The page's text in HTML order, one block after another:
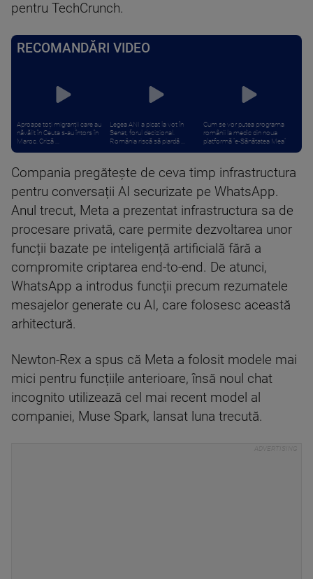
pentru TechCrunch.
RECOMANDĂRI VIDEO
Aproape toți migranții care au
năvălit în Ceuta s-au întors în
Maroc. Criză ...
Legea ANI a picat la vot în
Senat, forul decizional.
România riscă să piardă ...
Cum se vor putea programa
românii la medic din noua
platformă ”e-Sănătatea Mea”
Compania pregătește de ceva timp infrastructura
pentru conversații AI securizate pe WhatsApp.
Anul trecut, Meta a prezentat infrastructura sa de
procesare privată, care permite dezvoltarea unor
funcții bazate pe inteligență artificială fără a
compromite criptarea end-to-end. De atunci,
WhatsApp a introdus funcții precum rezumatele
mesajelor generate cu AI, care folosesc această
arhitectură.
Newton-Rex a spus că Meta a folosit modele mai
mici pentru funcțiile anterioare, însă noul chat
incognito utilizează cel mai recent model al
companiei, Muse Spark, lansat luna trecută.